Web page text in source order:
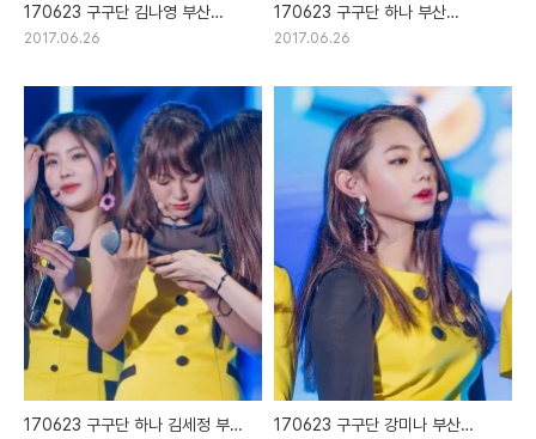
170623 구구단 김나영 부산
환경음악회 직찍
2017.06.26
170623 구구단 하나 부산
환경음악회 직찍
2017.06.26
170623 구구단 하나 김세정 부산 170623 구구단 강미나 부산